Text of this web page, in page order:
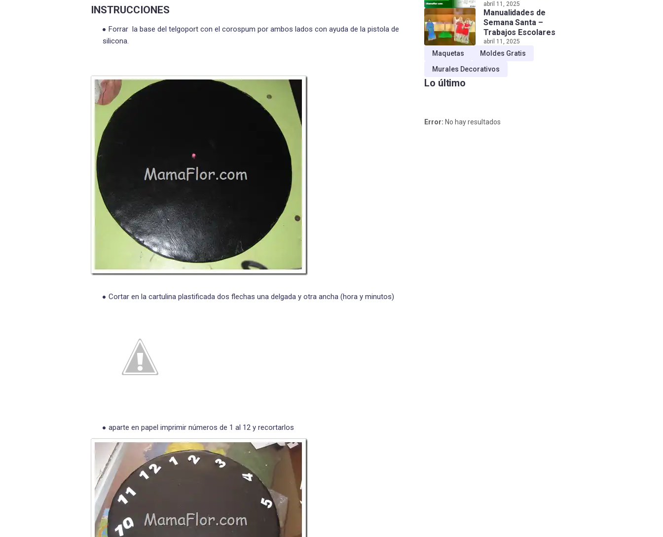
INSTRUCCIONES
Forrar la base del telgoport con el corospum por ambos lados con ayuda de la pistola de
silicona.
Cortar en la cartulina plastificada dos flechas una delgada y otra ancha (hora y minutos)
aparte en papel imprimir números de 1 al 12 y recortarlos
abril 11, 2025
Manualidades de
Semana Santa –
Trabajos Escolares
abril 11, 2025
Maquetas
Moldes Gratis
Murales Decorativos
Lo último
Error: No hay resultados